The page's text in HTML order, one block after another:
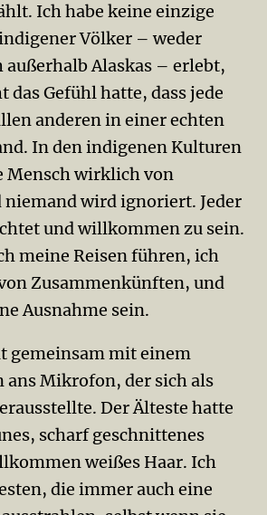
Ich habe keine einzige
Völker – weder
Alaskas – erlebt,
das Gefühl hatte, dass jede
anderen in einer echten
In den indigenen Kulturen
Mensch wirklich von
niemand wird ignoriert. Jeder
und willkommen zu sein.
meine Reisen führen, ich
Zusammenkünften, und
Ausnahme sein.
gemeinsam mit einem
ans Mikrofon, der sich als
Der Älteste hatte
scharf geschnittenes
weißes Haar. Ich
die immer auch eine